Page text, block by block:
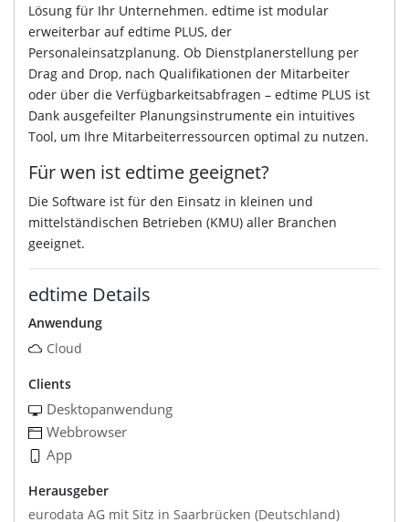
Lösung für Ihr Unternehmen. edtime ist modular
erweiterbar auf edtime PLUS, der
Personaleinsatzplanung. Ob Dienstplanerstellung per
Drag and Drop, nach Qualifikationen der Mitarbeiter
oder über die Verfügbarkeitsabfragen – edtime PLUS ist
Dank ausgefeilter Planungsinstrumente ein intuitives
Tool, um Ihre Mitarbeiterressourcen optimal zu nutzen.
Für wen ist edtime geeignet?
Die Software ist für den Einsatz in kleinen und
mittelständischen Betrieben (KMU) aller Branchen
geeignet.
edtime Details
Anwendung
Cloud
Clients
Desktopanwendung
Webbrowser
App
Herausgeber
eurodata AG mit Sitz in Saarbrücken (Deutschland)